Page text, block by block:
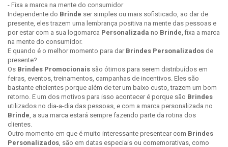
- Fixa a marca na mente do consumidor
Independente do Brinde ser simples ou mais sofisticado, ao dar de
presente, eles trazem uma lembrança positiva na mente das pessoas e
por estar com a sua logomarca Personalizada no Brinde, fixa a marca
na mente do consumidor.
E quando é o melhor momento para dar Brindes Personalizados de
presente?
Os Brindes Promocionais são ótimos para serem distribuídos em
feiras, eventos, treinamentos, campanhas de incentivos. Eles são
bastante eficientes porque além de ter um baixo custo, trazem um bom
retorno. E um dos motivos para isso acontecer é porque são Brindes
utilizados no dia-a-dia das pessoas, e com a marca personalizada no
Brinde, a sua marca estará sempre fazendo parte da rotina dos
clientes.
Outro momento em que é muito interessante presentear com Brindes
Personalizados, são em datas especiais ou comemorativas, como